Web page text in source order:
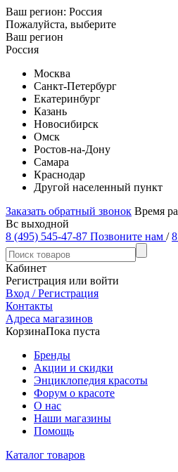
Ваш регион: Россия
Пожалуйста, выберите
Ваш регион
Россия
Москва
Санкт-Петербург
Екатеринбург
Казань
Новосибирск
Омск
Ростов-на-Дону
Самара
Краснодар
Другой населенный пункт
Заказать обратный звонок Время
Вс выходной
8 (495) 545-47-87 Позвоните нам /
Кабинет
Регистрация или войти
Вход / Регистрация
Контакты
Адреса магазинов
КорзинаПока пуста
Бренды
Акции и скидки
Энциклопедия красоты
Форум о красоте
О нас
Наши магазины
Помощь
Каталог товаров